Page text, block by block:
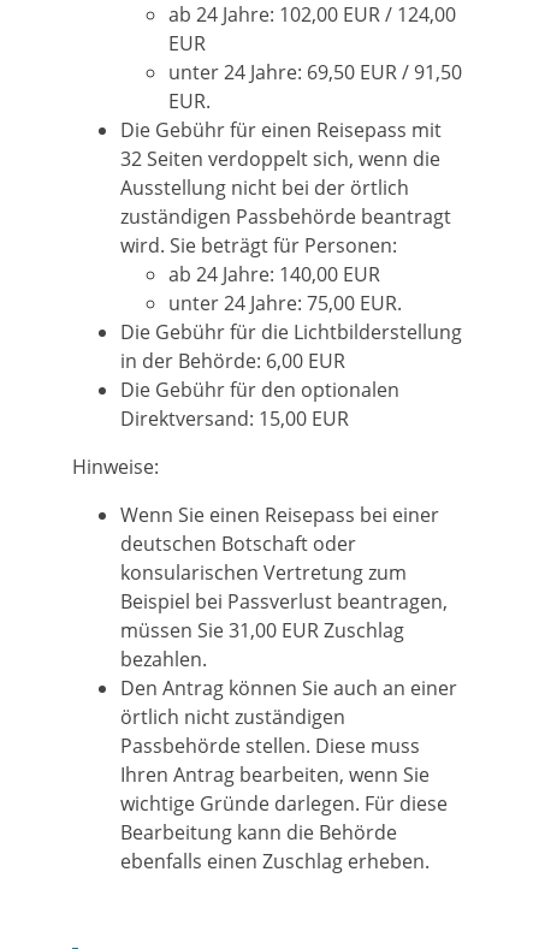
ab 24 Jahre: 102,00 EUR / 124,00
EUR
unter 24 Jahre: 69,50 EUR / 91,50
EUR.
Die Gebühr für einen Reisepass mit
32 Seiten verdoppelt sich, wenn die
Ausstellung nicht bei der örtlich
zuständigen Passbehörde beantragt
wird. Sie beträgt für Personen:
ab 24 Jahre: 140,00 EUR
unter 24 Jahre: 75,00 EUR.
Die Gebühr für die Lichtbilderstellung
in der Behörde: 6,00 EUR
Die Gebühr für den optionalen
Direktversand: 15,00 EUR
Hinweise:
Wenn Sie einen Reisepass bei einer
deutschen Botschaft oder
konsularischen Vertretung zum
Beispiel bei Passverlust beantragen,
müssen Sie 31,00 EUR Zuschlag
bezahlen.
Den Antrag können Sie auch an einer
örtlich nicht zuständigen
Passbehörde stellen. Diese muss
Ihren Antrag bearbeiten, wenn Sie
wichtige Gründe darlegen. Für diese
Bearbeitung kann die Behörde
ebenfalls einen Zuschlag erheben.